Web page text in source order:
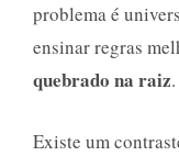
problema é
ensinar regras
quebrado na raiz.
Existe um